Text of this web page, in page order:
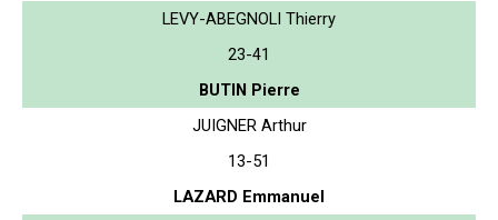
LEVY-ABEGNOLI Thierry
23-41
BUTIN Pierre
JUIGNER Arthur
13-51
LAZARD Emmanuel